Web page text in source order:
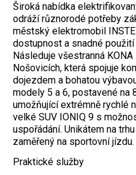
Široká nabídka
odráží různorodé potřeby
městský elektromobil
dostupnost a snadné
Následuje všestranná
Nošovicích, která spojuje
dojezdem a ­bohatou
modely 5 a 6, postavené na
umožňující extrémně rychlé
velké SUV IONIQ 9 s
uspořádání. Unikátem na
zaměřený na sportovní jízdu.
Praktické služby